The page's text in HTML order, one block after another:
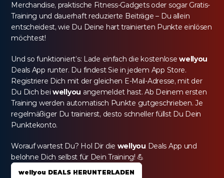
Merchandise, praktische Fitness-Gadgets oder sogar Gratis-
Training und dauerhaft reduzierte Beiträge – Du allein
entscheidest, wie Du Deine hart trainierten Punkte einlösen
möchtest!
Und so funktioniert’s: Lade einfach die kostenlose wellyou
Deals App runter. Du findest Sie in jedem App Store.
Registriere Dich mit der gleichen E-Mail-Adresse, mit der
Du Dich bei wellyou angemeldet hast. Ab Deinem ersten
Training werden automatisch Punkte gutgeschrieben. Je
regelmäßiger Du trainierst, desto schneller füllst Du Dein
Punktekonto.
Worauf wartest Du? Hol Dir die wellyou Deals App und
belohne Dich selbst für Dein Training! 💪
wellyou DEALS HERUNTERLADEN